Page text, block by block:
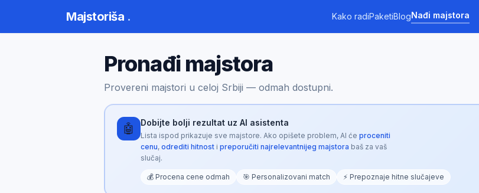
Majstoriša . Kako radiPaketiBlogNađi majstora
Pronađi majstora
Provereni majstori u celoj Srbiji — odmah dostupni.
🤖 Dobijte bolji rezultat uz AI asistenta
Lista ispod prikazuje sve majstore. Ako opišete problem, AI će proceniti
cenu, odrediti hitnosti preporučiti najrelevantnijeg majstora baš za vaš
slučaj.
💰 Procena cene odmah 🎯 Personalizovani match ⚡ Prepoznaje hitne slučajeve